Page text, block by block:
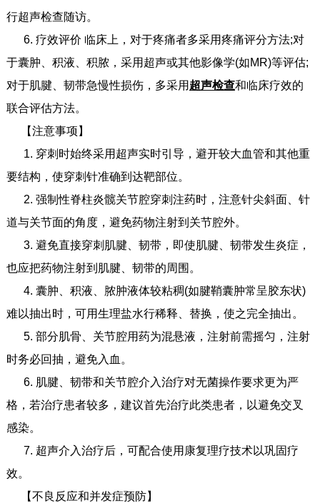
行超声检查随访。
6. 疗效评价 临床上，对于疼痛者多采用疼痛评分方法;对
于囊肿、积液、积脓，采用超声或其他影像学(如MR)等评估;
对于肌腱、韧带急慢性损伤，多采用 超声检查和临床疗效的
联合评估方法。
【注意事项】
1. 穿刺时始终采用超声实时引导，避开较大血管和其他重
要结构，使穿刺针准确到达靶部位。
2. 强制性脊柱炎髋关节腔穿刺注药时，注意针尖斜面、针
道与关节面的角度，避免药物注射到关节腔外。
3. 避免直接穿刺肌腱、韧带，即使肌腱、韧带发生炎症，
也应把药物注射到肌腱、韧带的周围。
4. 囊肿、积液、脓肿液体较粘稠(如腱鞘囊肿常呈胶东状)
难以抽出时，可用生理盐水行稀释、替换，使之完全抽出。
5. 部分肌骨、关节腔用药为混悬液，注射前需摇匀，注射
时务必回抽，避免入血。
6. 肌腱、韧带和关节腔介入治疗对无菌操作要求更为严
格，若治疗患者较多，建议首先治疗此类患者，以避免交叉
感染。
7. 超声介入治疗后，可配合使用康复理疗技术以巩固疗
效。
【不良反应和并发症预防】